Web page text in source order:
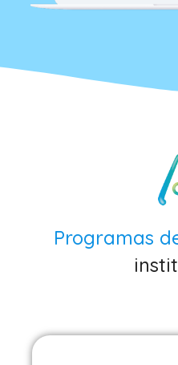
Programas